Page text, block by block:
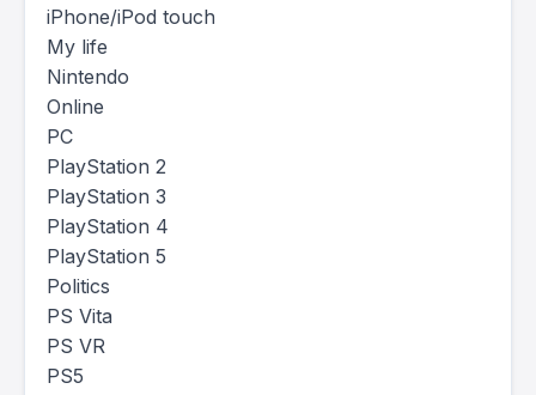
iPhone/iPod touch
My life
Nintendo
Online
PC
PlayStation 2
PlayStation 3
PlayStation 4
PlayStation 5
Politics
PS Vita
PS VR
PS5